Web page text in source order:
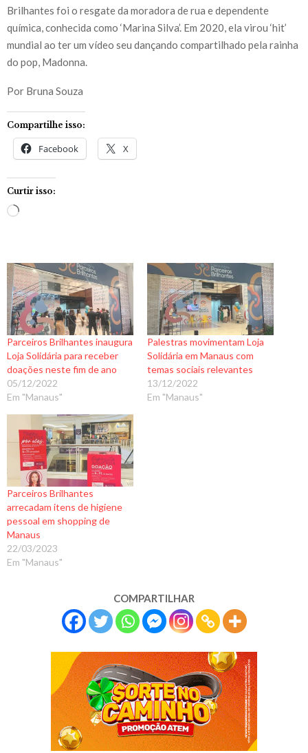
Brilhantes foi o resgate da moradora de rua e dependente
química, conhecida como ‘Marina Silva’. Em 2020, ela virou ‘hit’
mundial ao ter um vídeo seu dançando compartilhado pela rainha
do pop, Madonna.
Por Bruna Souza
Compartilhe isso:
Facebook X
Curtir isso:
C
r
e
g
a
n
d
o
.
.
.
Parceiros Brilhantes inaugura
Loja Solidária para receber
doações neste fim de ano
05/12/2022
Em "Manaus"
Palestras movimentam Loja
Solidária em Manaus com
temas sociais relevantes
13/12/2022
Em "Manaus"
Parceiros Brilhantes
arrecadam itens de higiene
pessoal em shopping de
Manaus
22/03/2023
Em "Manaus"
COMPARTILHAR